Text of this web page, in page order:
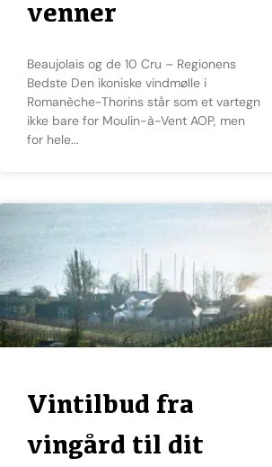
venner
Beaujolais og de 10 Cru – Regionens
Bedste Den ikoniske vindmølle i
Romanèche-Thorins står som et vartegn
ikke bare for Moulin-à-Vent AOP, men
for hele
Vintilbud fra
vingård til dit